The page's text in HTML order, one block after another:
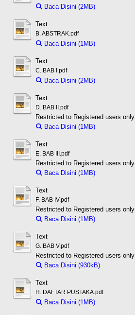
Baca Disini (2MB)
Text
B. ABSTRAK.pdf
Baca Disini (1MB)
Text
C. BAB I.pdf
Baca Disini (2MB)
Text
D. BAB II.pdf
Restricted to Registered users only
Baca Disini (1MB)
Text
E. BAB III.pdf
Restricted to Registered users only
Baca Disini (1MB)
Text
F. BAB IV.pdf
Restricted to Registered users only
Baca Disini (1MB)
Text
G. BAB V.pdf
Restricted to Registered users only
Baca Disini (930kB)
Text
H. DAFTAR PUSTAKA.pdf
Baca Disini (1MB)